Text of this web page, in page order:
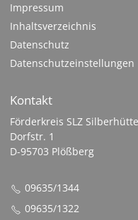
Impressum
Inhaltsverzeichnis
Datenschutz
Datenschutzeinstellungen
Kontakt
Förderkreis SLZ
Dorfstr. 1
D-95703 Plößberg
09635/1344
09635/1322